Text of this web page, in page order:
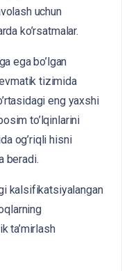
uchun
ko’rsatmalar.
ega bo’lgan
tizimida
eng yaxshi
to’lqinlarini
og’riqli hisni
beradi.
kalsifikatsiyalangan
ta’mirlash